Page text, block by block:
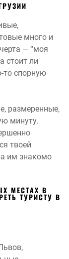
много и
— “моя
стоит ли
то спорную
размеренные,
минуту.
твоей
им знакомо
МЕСТАХ В
ТУРИСТУ В